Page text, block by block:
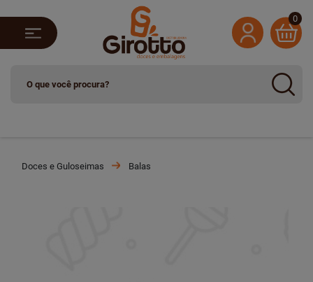
0
Doces e Guloseimas Balas